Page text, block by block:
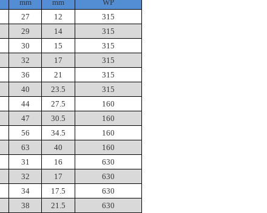
mm mm
WP
27 12
315
29 14
315
30 15
315
32 17
315
36 21
315
40 23.5
315
44 27.5
160
47 30.5
160
56 34.5
160
63 40
160
31 16
630
32 17
630
34 17.5
630
38 21.5
630